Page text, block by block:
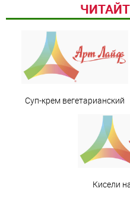
Суп-крем вегетарианский
Кисели